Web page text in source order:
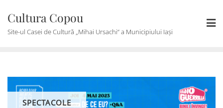
content
Cultura Copou
Site-ul Casei de Cultură „Mihai Ursachi“ a Municipiului Iași
SPECTACOLE